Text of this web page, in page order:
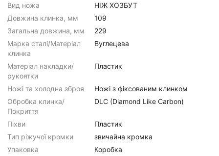
Вид ножа
НІЖ ХОЗБУТ
Довжина клинка, мм
109
Загальна довжина, мм
229
Марка сталі/Матеріал
клинка
Вуглецева
Матеріал накладки/
рукоятки
Пластик
Ножі та холодна зброя
Ножі з фіксованим клинком
Обробка клинка/
Покриття
DLC (Diamond Like Carbon)
Піхви
Пластик
Тип ріжучої кромки
звичайна кромка
Упаковка
Коробка